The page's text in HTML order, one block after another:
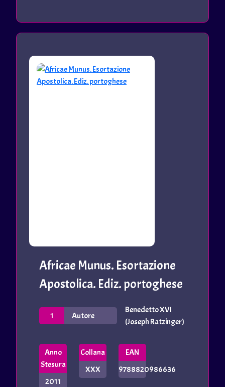
Africae Munus. Esortazione
Apostolica. Ediz. portoghese
1 Autore
Benedetto XVI
(Joseph Ratzinger)
Anno
Stesura
2011
Collana
XXX
EAN
9788820986636